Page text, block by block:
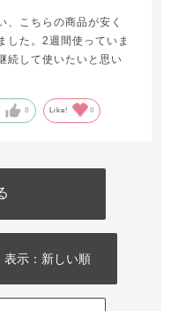
、こちらの商品が安く
した。2週間使っていま
続して使いたいと思い
0 Like! 0
表示：新しい順